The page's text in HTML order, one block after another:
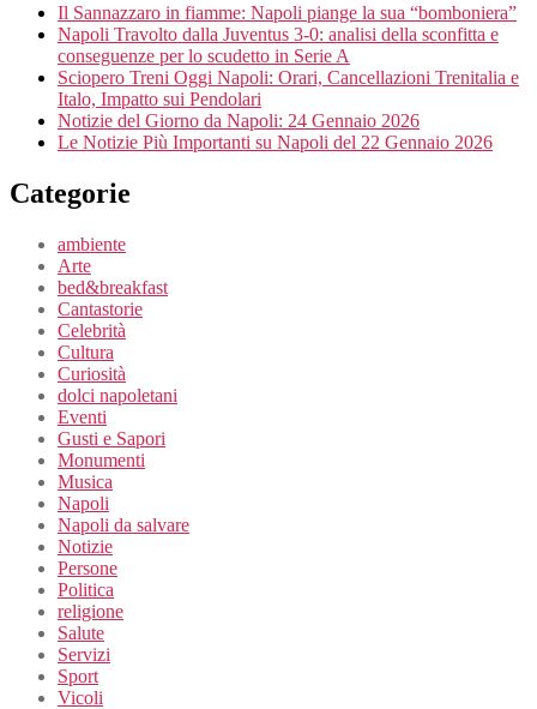
Il Sannazzaro in fiamme: Napoli piange la sua “bomboniera”
Napoli Travolto dalla Juventus 3-0: analisi della sconfitta e
conseguenze per lo scudetto in Serie A
Sciopero Treni Oggi Napoli: Orari, Cancellazioni Trenitalia e
Italo, Impatto sui Pendolari
Notizie del Giorno da Napoli: 24 Gennaio 2026
Le Notizie Più Importanti su Napoli del 22 Gennaio 2026
Categorie
ambiente
Arte
bed&breakfast
Cantastorie
Celebrità
Cultura
Curiosità
dolci napoletani
Eventi
Gusti e Sapori
Monumenti
Musica
Napoli
Napoli da salvare
Notizie
Persone
Politica
religione
Salute
Servizi
Sport
Vicoli